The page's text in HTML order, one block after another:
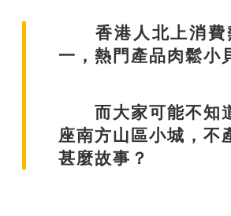
香港人北上消費熱
一，熱門產品肉鬆小
而大家可能不知道
座南方山區小城，不
甚麼故事？